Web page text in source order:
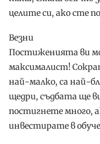
целите си, ако сте
Везни
Постиженията ви
максималист!
най-малко, са най-
щедри, съдбата ще
постигнете много,
инвестирате в